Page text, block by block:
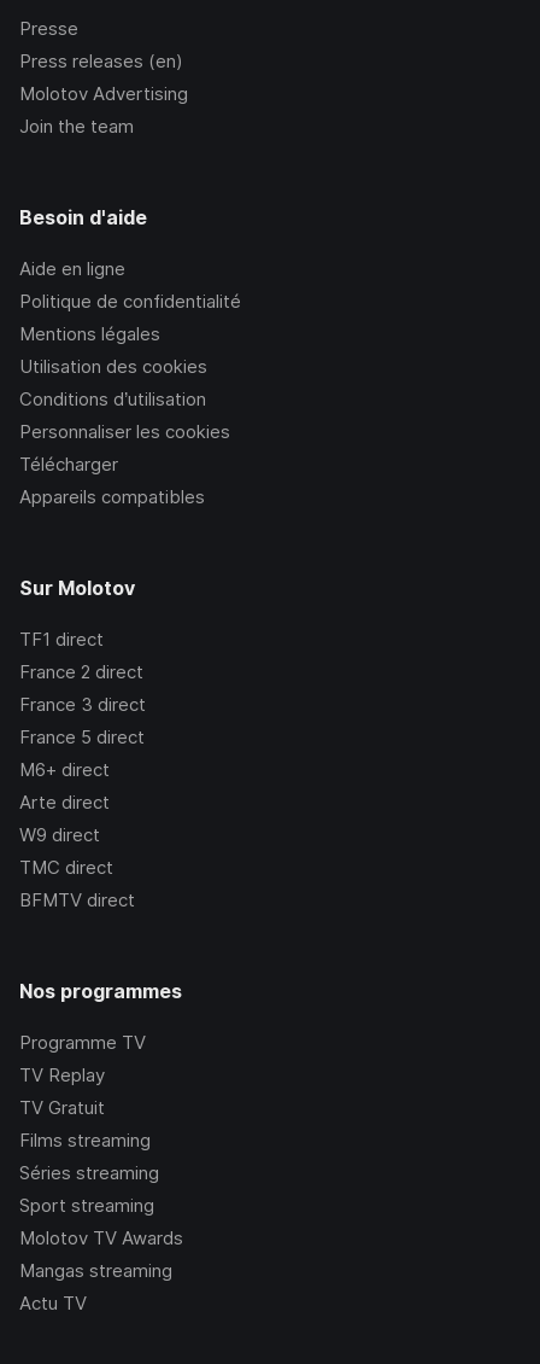
Presse
Press releases (en)
Molotov Advertising
Join the team
Besoin d'aide
Aide en ligne
Politique de confidentialité
Mentions légales
Utilisation des cookies
Conditions d’utilisation
Personnaliser les cookies
Télécharger
Appareils compatibles
Sur Molotov
TF1 direct
France 2 direct
France 3 direct
France 5 direct
M6+ direct
Arte direct
W9 direct
TMC direct
BFMTV direct
Nos programmes
Programme TV
TV Replay
TV Gratuit
Films streaming
Séries streaming
Sport streaming
Molotov TV Awards
Mangas streaming
Actu TV